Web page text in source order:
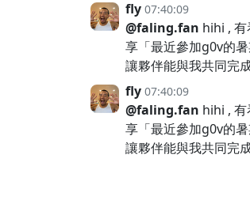
fly 07:40:09
@faling.fan hihi ,
享「最近參加g0v的
讓夥伴能與我共同完
fly 07:40:09
@faling.fan hihi ,
享「最近參加g0v的
讓夥伴能與我共同完